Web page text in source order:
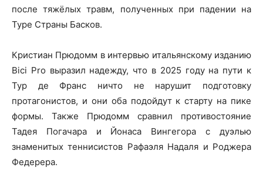
после тяжёлых травм, полученных при падении на
Туре Страны Басков.
Кристиан Прюдомм в интервью итальянскому изданию
Bici Pro выразил надежду, что в 2025 году на пути к
Тур де Франс ничто не нарушит подготовку
протагонистов, и они оба подойдут к старту на пике
формы. Также Прюдомм сравнил противостояние
Тадея Погачара и Йонаса Вингегора с дуэлью
знаменитых теннисистов Рафаэля Надаля и Роджера
Федерера.